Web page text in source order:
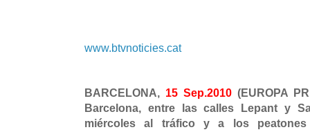
www.btvnoticies.cat
BARCELONA, 15 Sep.2010(EUROPA
Barcelona, entre las calles Lepant y
miércoles al tráfico y a los